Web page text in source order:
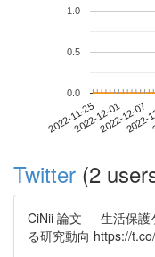
2022-11-252022-12-012022-12-07
0.0
0.5
1.0
Twitter (2
CiNii 論文 - 生活保護
る研究動向 https://